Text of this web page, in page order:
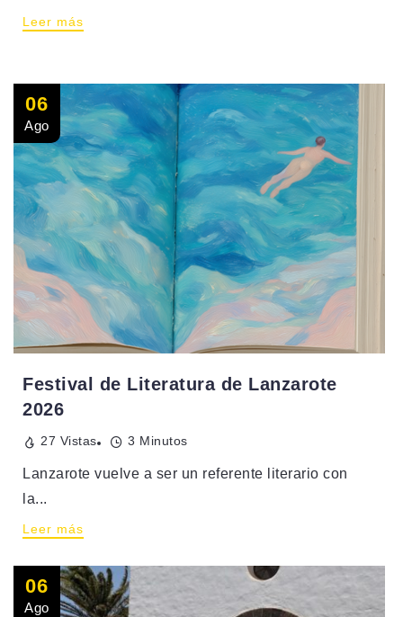
Leer más
06
Ago
Festival de Literatura de Lanzarote
2026
27 Vistas 3 Minutos
Lanzarote vuelve a ser un referente literario con
la...
Leer más
06
Ago